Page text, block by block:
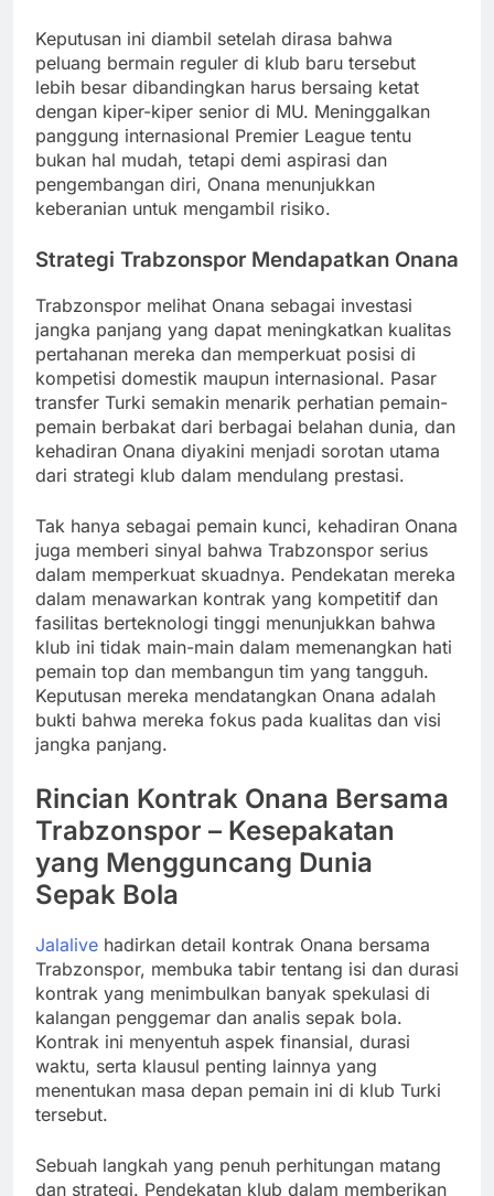
Keputusan ini diambil setelah dirasa bahwa
peluang bermain reguler di klub baru tersebut
lebih besar dibandingkan harus bersaing ketat
dengan kiper-kiper senior di MU. Meninggalkan
panggung internasional Premier League tentu
bukan hal mudah, tetapi demi aspirasi dan
pengembangan diri, Onana menunjukkan
keberanian untuk mengambil risiko.
Strategi Trabzonspor Mendapatkan Onana
Trabzonspor melihat Onana sebagai investasi
jangka panjang yang dapat meningkatkan kualitas
pertahanan mereka dan memperkuat posisi di
kompetisi domestik maupun internasional. Pasar
transfer Turki semakin menarik perhatian pemain-
pemain berbakat dari berbagai belahan dunia, dan
kehadiran Onana diyakini menjadi sorotan utama
dari strategi klub dalam mendulang prestasi.
Tak hanya sebagai pemain kunci, kehadiran Onana
juga memberi sinyal bahwa Trabzonspor serius
dalam memperkuat skuadnya. Pendekatan mereka
dalam menawarkan kontrak yang kompetitif dan
fasilitas berteknologi tinggi menunjukkan bahwa
klub ini tidak main-main dalam memenangkan hati
pemain top dan membangun tim yang tangguh.
Keputusan mereka mendatangkan Onana adalah
bukti bahwa mereka fokus pada kualitas dan visi
jangka panjang.
Rincian Kontrak Onana Bersama
Trabzonspor – Kesepakatan
yang Mengguncang Dunia
Sepak Bola
Jalalive hadirkan detail kontrak Onana bersama
Trabzonspor, membuka tabir tentang isi dan durasi
kontrak yang menimbulkan banyak spekulasi di
kalangan penggemar dan analis sepak bola.
Kontrak ini menyentuh aspek finansial, durasi
waktu, serta klausul penting lainnya yang
menentukan masa depan pemain ini di klub Turki
tersebut.
Sebuah langkah yang penuh perhitungan matang
dan strategi. Pendekatan klub dalam memberikan